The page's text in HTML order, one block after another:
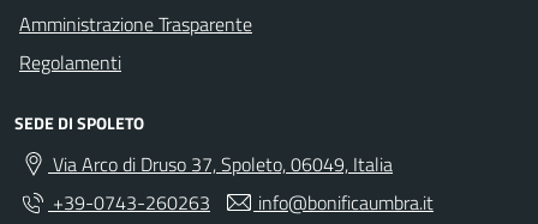
Amministrazione Trasparente
Regolamenti
SEDE DI SPOLETO
Via Arco di Druso 37, Spoleto, 06049, Italia
+39-0743-260263
info@bonificaumbra.it